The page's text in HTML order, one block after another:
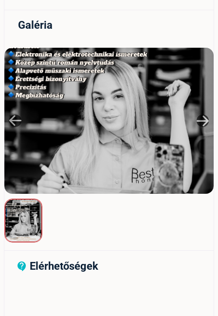
Galéria
contact_support_outline
Elérhetőségek